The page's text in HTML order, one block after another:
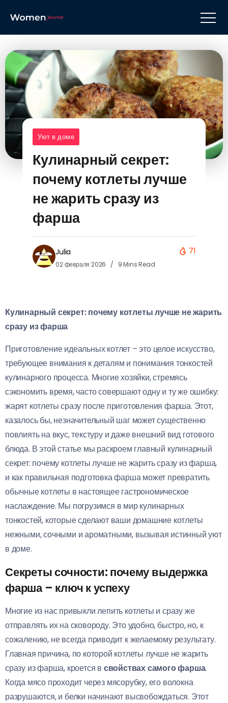
Уют в доме
Кулинарный секрет:
почему котлеты лучше
не жарить сразу из
фарша
Julia
02 февраля 2026 9 Mins Read
71
Кулинарный секрет: почему котлеты лучше не жарить
сразу из фарша
Приготовление идеальных котлет – это целое искусство,
требующее внимания к деталям и понимания тонкостей
кулинарного процесса. Многие хозяйки, стремясь
сэкономить время, часто совершают одну и ту же ошибку:
жарят котлеты сразу после приготовления фарша. Этот,
казалось бы, незначительный шаг может существенно
повлиять на вкус, текстуру и даже внешний вид готового
блюда. В этой статье мы раскроем главный кулинарный
секрет: почему котлеты лучше не жарить сразу из фарша,
и как правильная подготовка фарша может превратить
обычные котлеты в настоящее гастрономическое
наслаждение. Мы погрузимся в мир кулинарных
тонкостей, которые сделают ваши домашние котлеты
нежными, сочными и ароматными, вызывая истинный уют
в доме.
Секреты сочности: почему выдержка
фарша – ключ к успеху
Многие из нас привыкли лепить котлеты и сразу же
отправлять их на сковороду. Это удобно, быстро, но, к
сожалению, не всегда приводит к желаемому результату.
Главная причина, по которой котлеты лучше не жарить
сразу из фарша, кроется в свойствах самого фарша.
Когда мясо проходит через мясорубку, его волокна
разрушаются, и белки начинают высвобождаться. Этот